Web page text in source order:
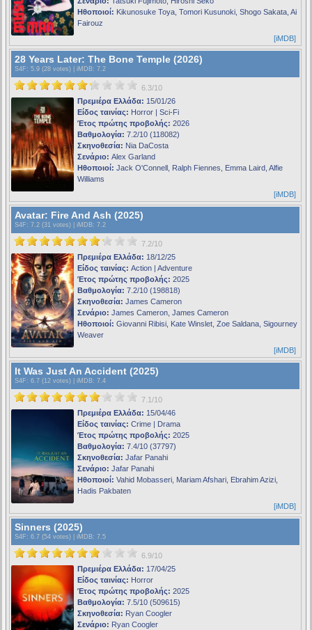
Ηθοποιοί: Kikunosuke Toya, Tomori Kusunoki, Shogo Sakata, Ai
Fairouz
[iMDB]
28 Years Later: The Bone Temple (2026)
S4F : 5.9 (28 votes) | iMDB: 7.2
6.3/10
Πρεμιέρα Ελλάδα: 15/01/26
Είδος ταινίας: Horror | Sci-Fi
Έτος πρώτης προβολής: 2026
Βαθμολογία: 7.2/10 (118082)
Σκηνοθεσία: Nia DaCosta
Σενάριο: Alex Garland
Ηθοποιοί: Jack O'Connell, Ralph Fiennes, Emma Laird, Alfie
Williams
[iMDB]
Avatar: Fire And Ash (2025)
S4F : 7.2 (31 votes) | iMDB: 7.2
7.2/10
Πρεμιέρα Ελλάδα: 18/12/25
Είδος ταινίας: Action | Adventure
Έτος πρώτης προβολής: 2025
Βαθμολογία: 7.2/10 (198818)
Σκηνοθεσία: James Cameron
Σενάριο: James Cameron, James Cameron
Ηθοποιοί: Giovanni Ribisi, Kate Winslet, Zoe Saldana, Sigourney
Weaver
[iMDB]
It Was Just An Accident (2025)
S4F : 6.7 (12 votes) | iMDB: 7.4
7.1/10
Πρεμιέρα Ελλάδα: 15/04/46
Είδος ταινίας: Crime | Drama
Έτος πρώτης προβολής: 2025
Βαθμολογία: 7.4/10 (37797)
Σκηνοθεσία: Jafar Panahi
Σενάριο: Jafar Panahi
Ηθοποιοί: Vahid Mobasseri, Mariam Afshari, Ebrahim Azizi,
Hadis Pakbaten
[iMDB]
Sinners (2025)
S4F : 6.7 (54 votes) | iMDB: 7.5
6.9/10
Πρεμιέρα Ελλάδα: 17/04/25
Είδος ταινίας: Horror
Έτος πρώτης προβολής: 2025
Βαθμολογία: 7.5/10 (509615)
Σκηνοθεσία: Ryan Coogler
Σενάριο: Ryan Coogler